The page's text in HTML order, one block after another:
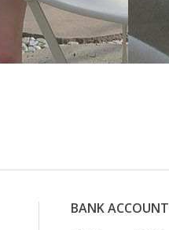
BANK ACCOUNT